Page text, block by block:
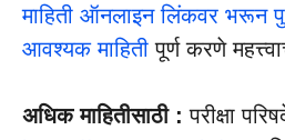
माहिती ऑनलाइन लिंकवर भरून
आवश्यक माहिती पूर्ण करणे
अधिक माहितीसाठी : परीक्षा